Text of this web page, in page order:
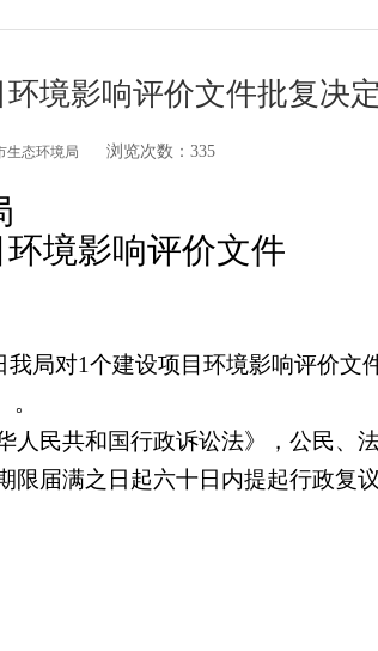
境影响评价文件批复决
生态环境局 浏览次数： 335
境影响评价文件
我局对1个建设项目环境影响评价文
。
民共和国行政诉讼法》，公民、
届满之日起六十日内提起行政复